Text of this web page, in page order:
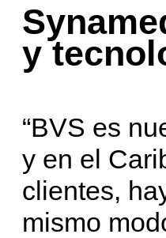
y
“BVS es
y en el
clientes,
mismo